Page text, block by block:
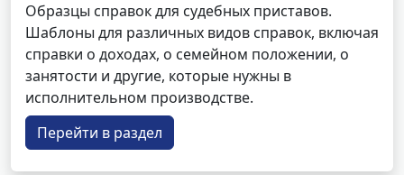
Образцы справок для судебных приставов.
Шаблоны для различных видов справок, включая
справки о доходах, о семейном положении, о
занятости и другие, которые нужны в
исполнительном производстве.
Перейти в раздел